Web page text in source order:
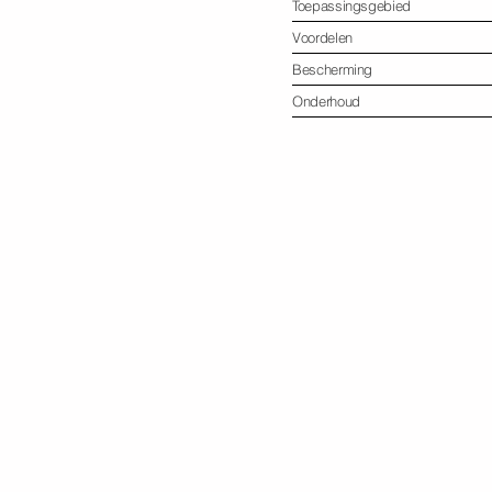
Toepassingsgebied
Voordelen
Bescherming
Onderhoud